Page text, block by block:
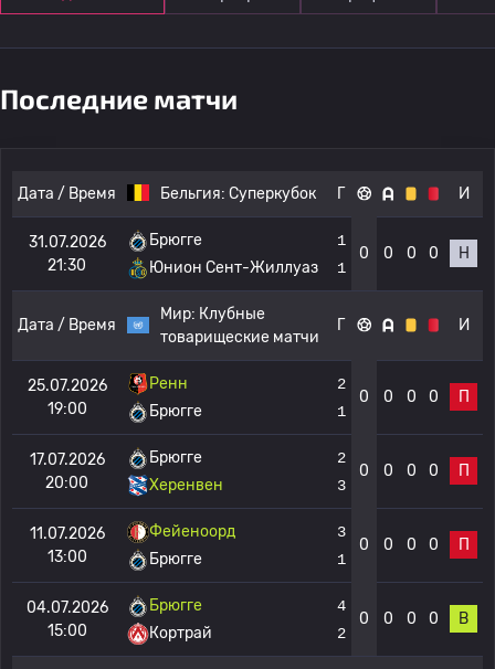
Последние матчи
Дата / Время Бельгия: Суперкубок Г И
31.07.2026
21:30
Брюгге
Юнион Сент-Жиллуаз
1
1
0 0 0 0 Н
Дата / Время
Мир: Клубные
товарищеские матчи
Г И
25.07.2026
19:00
Ренн
Брюгге
2
1
0 0 0 0 П
17.07.2026
20:00
Брюгге
Херенвен
2
3
0 0 0 0 П
11.07.2026
13:00
Фейеноорд
Брюгге
3
1
0 0 0 0 П
04.07.2026
15:00
Брюгге
Кортрай
4
2
0 0 0 0 В